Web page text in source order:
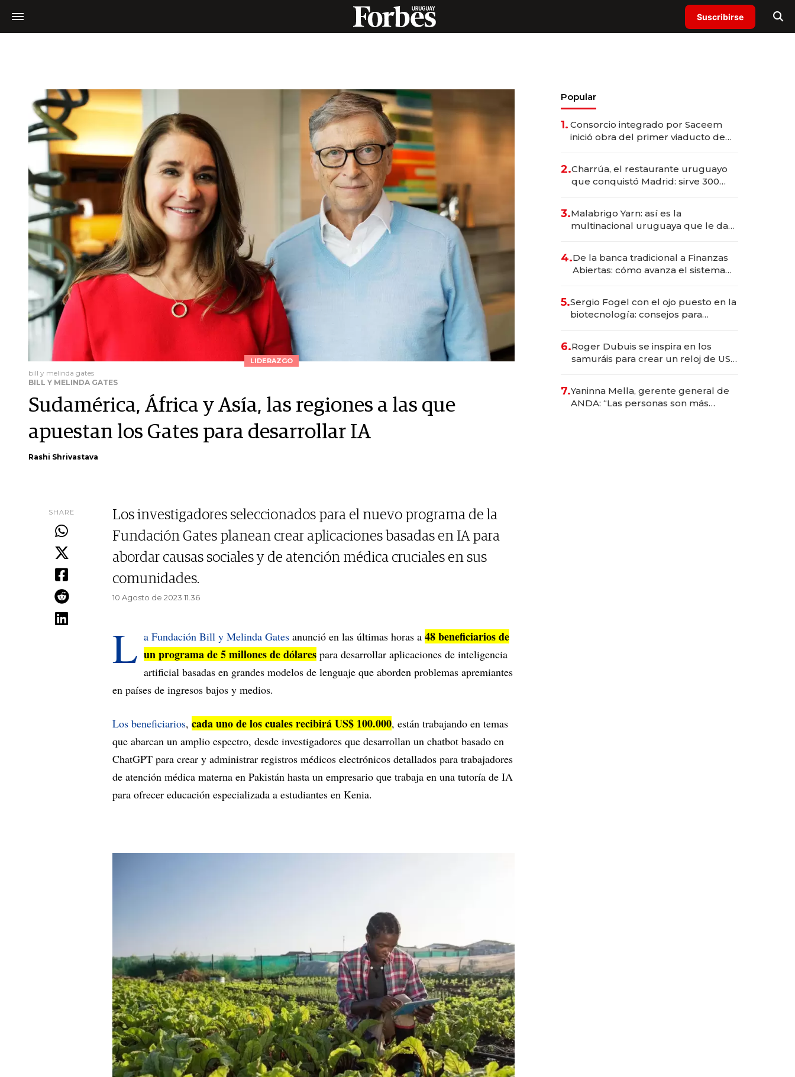
Suscribirse
LIDERAZGO
bill y melinda gates
BILL Y MELINDA GATES
Sudamérica, África y Asía, las regiones a las que
apuestan los Gates para desarrollar IA
Rashi Shrivastava
SHARE
Los investigadores seleccionados para el nuevo programa de la
Fundación Gates planean crear aplicaciones basadas en IA para
abordar causas sociales y de atención médica cruciales en sus
comunidades.
10 Agosto de 2023 11.36
L a Fundación Bill y Melinda Gates anunció en las últimas horas a 48 beneficiarios de
un programa de 5 millones de dólares para desarrollar aplicaciones de inteligencia
artificial basadas en grandes modelos de lenguaje que aborden problemas apremiantes
en países de ingresos bajos y medios.
Los beneficiarios, cada uno de los cuales recibirá US$ 100.000, están trabajando en temas
que abarcan un amplio espectro, desde investigadores que desarrollan un chatbot basado en
ChatGPT para crear y administrar registros médicos electrónicos detallados para trabajadores
de atención médica materna en Pakistán hasta un empresario que trabaja en una tutoría de IA
para ofrecer educación especializada a estudiantes en Kenia.
Popular
1. Consorcio integrado por Saceem
inició obra del primer viaducto de
millones
2.Charrúa, el restaurante uruguayo
que conquistó Madrid: sirve 300
prepara apertura
3.Malabrigo Yarn: así es la
multinacional uruguaya que le da
4.De la banca tradicional a Finanzas
Abiertas: cómo avanza el sistema
5.Sergio Fogel con el ojo puesto en la
biotecnología: consejos para
6.Roger Dubuis se inspira en los
samuráis para crear un reloj de US$
7.Yaninna Mella, gerente general de
ANDA: “Las personas son más